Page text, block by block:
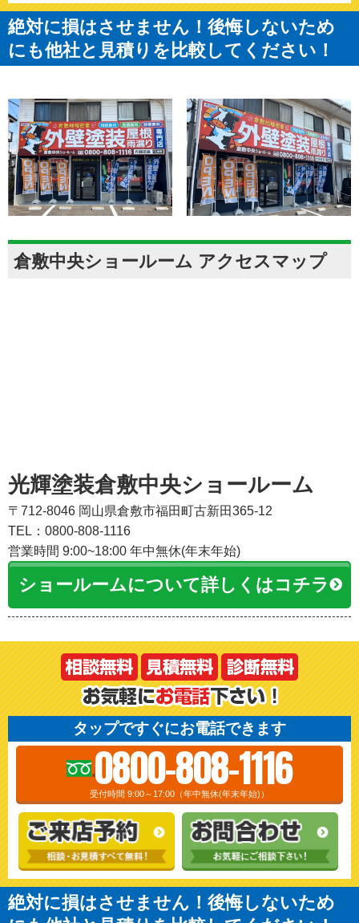
絶対に損はさせません！後悔しないため
にも他社と見積りを比較してください！
倉敷中央ショールーム アクセスマップ
光輝塗装倉敷中央ショールーム
〒712-8046 岡山県倉敷市福田町古新田365-12
TEL：0800-808-1116
営業時間 9:00~18:00 年中無休(年末年始)
ショールームについて詳しくはコチラ
タップですぐにお電話できます
0800-808-1116
受付時間 9:00～17:00（年中無休(年末年始)）
絶対に損はさせません！後悔しないため